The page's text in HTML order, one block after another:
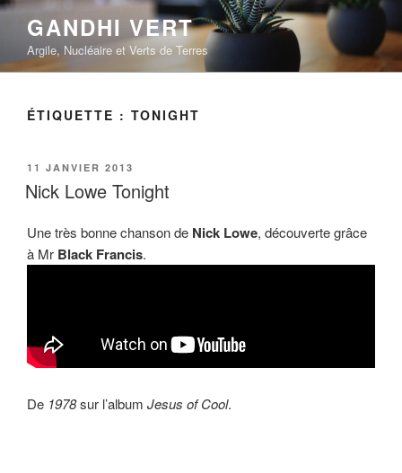
Aller
contenu
principal
GANDHI VERT
Argile, Nucléaire et Verts de Terres
ÉTIQUETTE : TONIGHT
PUBLIÉ
LE
11 JANVIER 2013
Nick Lowe Tonight
Une très bonne chanson de Nick Lowe, découverte grâce
à Mr Black Francis.
De 1978sur l’album Jesus of Cool.